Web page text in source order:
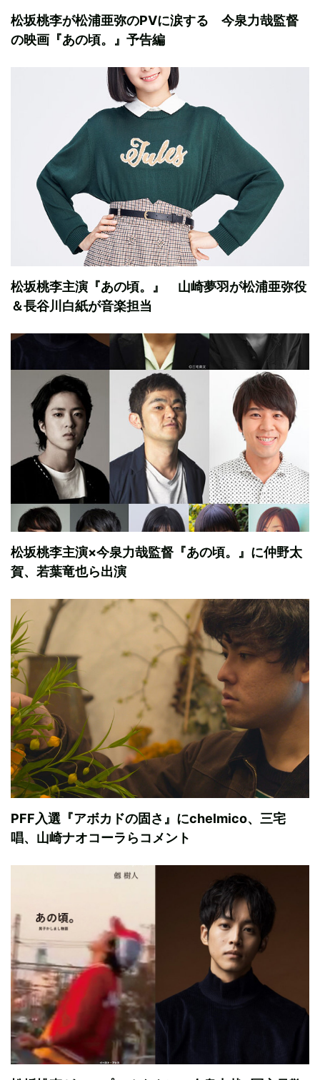
松坂桃李が松浦亜弥のPVに涙する 今泉力哉監督
の映画『あの頃。』予告編
松坂桃李主演『あの頃。』 山崎夢羽が松浦亜弥役
＆長谷川白紙が音楽担当
松坂桃李主演×今泉力哉監督『あの頃。』に仲野太
賀、若葉竜也ら出演
PFF入選『アボカドの固さ』にchelmico、三宅
唱、山崎ナオコーラらコメント